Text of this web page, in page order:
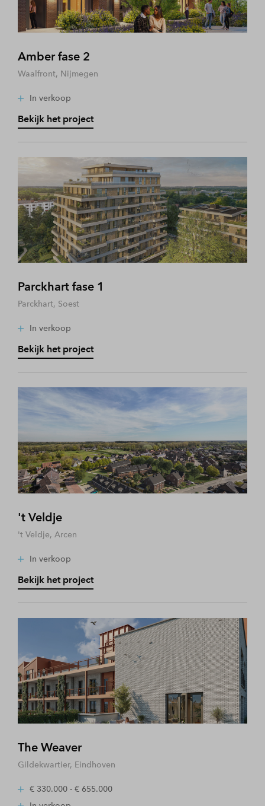
Amber fase 2
Waalfront, Nijmegen
In verkoop
Bekijk het project
Parckhart fase 1
Parckhart, Soest
In verkoop
Bekijk het project
't Veldje
't Veldje, Arcen
In verkoop
Bekijk het project
The Weaver
Gildekwartier, Eindhoven
€ 330.000 - € 655.000